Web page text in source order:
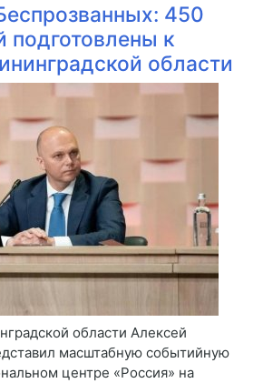
450
подготовлены к
области
области Алексей
масштабную событийную
центре «Россия» на